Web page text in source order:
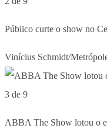
Público curte o show no
Vinícius Schmidt/
3 de 9
ABBA The Show lotou o